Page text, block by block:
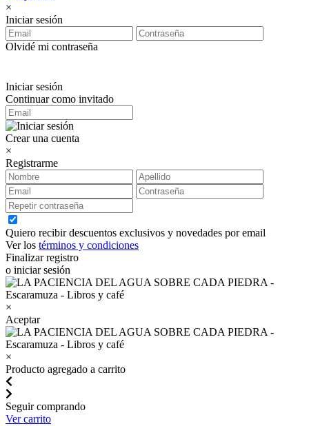
×
Iniciar sesión
Olvidé mi contraseña
Iniciar sesión
Continuar como invitado
Crear una cuenta
×
Registrarme
Quiero recibir descuentos exclusivos y novedades por email
Ver los términos y condiciones
Finalizar registro
o iniciar sesión
×
Aceptar
×
Producto agregado a carrito
Seguir comprando
Ver carrito